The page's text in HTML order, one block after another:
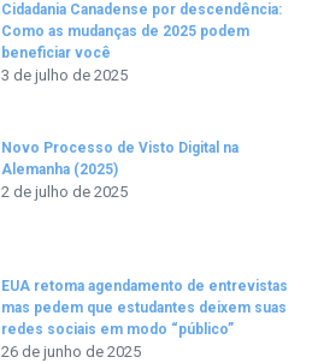
Cidadania Canadense por descendência:
Como as mudanças de 2025 podem
beneficiar você
3 de julho de 2025
Novo Processo de Visto Digital na
Alemanha (2025)
2 de julho de 2025
EUA retoma agendamento de entrevistas
mas pedem que estudantes deixem suas
redes sociais em modo “público”
26 de junho de 2025